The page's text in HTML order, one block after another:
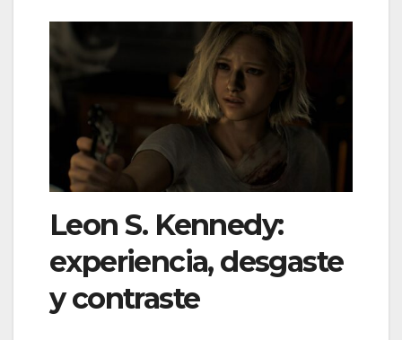
Leon S. Kennedy:
experiencia, desgaste
y contraste